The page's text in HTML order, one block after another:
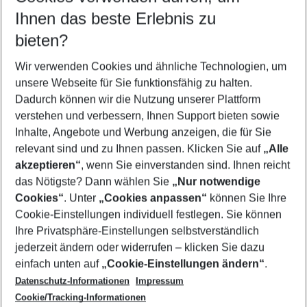
Reisezeitraum wählen
09.08.26– 07.08.27 5-8 Nächte
2 Erwachsene Keine Kinder
Mehr Filter anzeigen
Footer
Footer navigation
Über uns
AGB
Cookie-Einstellungen ändern
Cookie-Richtlinie
Datenschutz
Service & Hilfe
Barrierefreies Reisen
Check-in
Folgen Sie uns
Ihnen das beste Erlebnis zu
bieten?
Wir verwenden Cookies und ähnliche Technologien, um
unsere Webseite für Sie funktionsfähig zu halten.
Dadurch können wir die Nutzung unserer Plattform
verstehen und verbessern, Ihnen Support bieten sowie
Inhalte, Angebote und Werbung anzeigen, die für Sie
relevant sind und zu Ihnen passen. Klicken Sie auf „Alle
akzeptieren“, wenn Sie einverstanden sind. Ihnen reicht
das Nötigste? Dann wählen Sie „Nur notwendige
Cookies“. Unter „Cookies anpassen“ können Sie Ihre
Cookie-Einstellungen individuell festlegen. Sie können
Ihre Privatsphäre-Einstellungen selbstverständlich
jederzeit ändern oder widerrufen – klicken Sie dazu
einfach unten auf „Cookie-Einstellungen ändern“.
Datenschutz-Informationen
Impressum
Cookie/Tracking-Informationen